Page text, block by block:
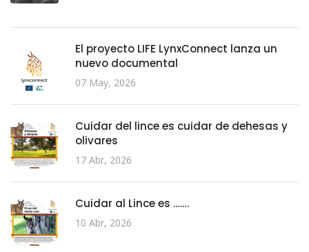
El proyecto LIFE LynxConnect lanza un
nuevo documental
07 May, 2026
Cuidar del lince es cuidar de dehesas y
olivares
17 Abr, 2026
Cuidar al Lince es …….
10 Abr, 2026